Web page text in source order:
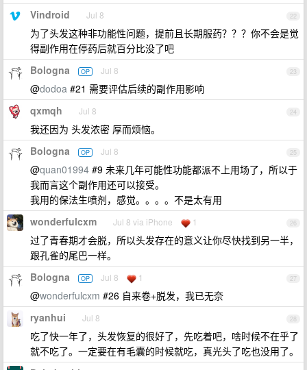
22
Vindroid Jul 8
为了头发这种非功能性问题，提前且长期服药？？？你不会是觉
得副作用在停药后就百分比没了吧
23
Bologna OP Jul 8
@dodoa #21 需要评估后续的副作用影响
24
qxmqh Jul 8
我还因为 头发浓密 厚而烦恼。
25
Bologna OP Jul 8
@quan01994 #9 未来几年可能性功能都派不上用场了，所以于
我而言这个副作用还可以接受。
我用的保法生喷剂，感觉。。。。不是太有用
26
wonderfulcxm Jul 8 via iPhone 1
过了青春期才会脱，所以头发存在的意义让你尽快找到另一半，
跟孔雀的尾巴一样。
27
Bologna OP Jul 8 1
@wonderfulcxm #26 自来卷+脱发，我已无奈
28
ryanhui Jul 8
吃了快一年了，头发恢复的很好了，先吃着吧，啥时候不在乎了
就不吃了。一定要在有毛囊的时候就吃，真光头了吃也没用了。